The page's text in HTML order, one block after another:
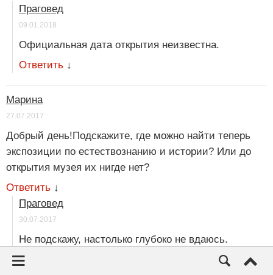
Праговед
09.01.2018
Официальная дата открытия неизвестна.
Ответить ↓
Марина
27.07.2017
Добрый день!Подскажите, где можно найти теперь
экспозиции по естествознанию и истории? Или до
открытия музея их нигде нет?
Ответить ↓
Праговед
30.07.2017
Не подскажу, настолько глубоко не вдаюсь.
Ответить